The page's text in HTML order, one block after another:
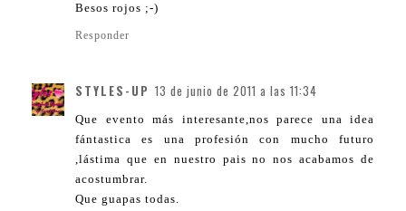
Besos rojos ;-)
Responder
STYLES-UP 13 de junio de 2011 a las 11:34
Que evento más interesante,nos parece una idea
fántastica es una profesión con mucho futuro
,lástima que en nuestro pais no nos acabamos de
acostumbrar.
Que guapas todas.